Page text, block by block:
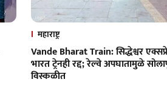
महाराष्ट्र
Vande Bharat Train: सिद्धेश्वर
भारत ट्रेनही रद्द; रेल्वे अपघातामुळे
विस्कळीत